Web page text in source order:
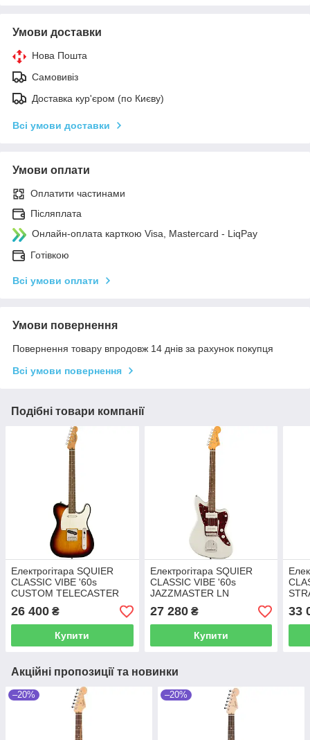
Умови доставки
Нова Пошта
Самовивіз
Доставка кур'єром (по Києву)
Всі умови доставки
Умови оплати
Оплатити частинами
Післяплата
Онлайн-оплата карткою Visa, Mastercard - LiqPay
Готівкою
Всі умови оплати
Умови повернення
Повернення товару впродовж 14 днів за рахунок покупця
Всі умови повернення
Подібні товари компанії
Електрогітара SQUIER
CLASSIC VIBE '60s
CUSTOM TELECASTER
3TSB
26 400 ₴
Купити
Електрогітара SQUIER
CLASSIC VIBE '60s
JAZZMASTER LN
OLYMPIC WHITE
27 280₴
Купити
33
Акційні пропозиції та новинки
–20% –20%